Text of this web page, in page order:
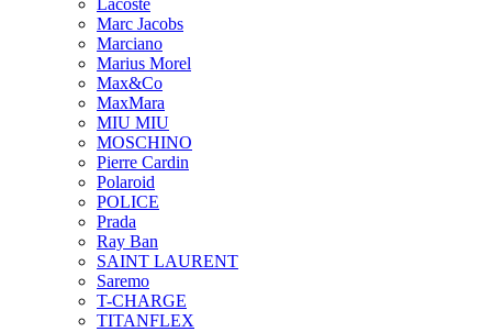
Lacoste
Marc Jacobs
Marciano
Marius Morel
Max&Co
MaxMara
MIU MIU
MOSCHINO
Pierre Cardin
Polaroid
POLICE
Prada
Ray Ban
SAINT LAURENT
Saremo
T-CHARGE
TITANFLEX